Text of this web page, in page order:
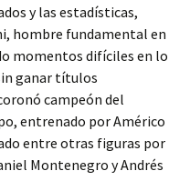
y las estadísticas,
hombre fundamental en
momentos difíciles en lo
ganar títulos
campeón del
entrenado por Américo
entre otras figuras por
Montenegro y Andrés